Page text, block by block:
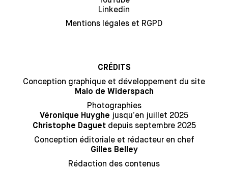
Linkedin
Mentions légales et RGPD
CRÉDITS
Conception graphique et développement du site
Malo de Widerspach
Photographies
Véronique Huyghe jusqu’en juillet 2025
Christophe Daguetdepuis septembre 2025
Conception éditoriale et rédacteur en chef
Gilles Belley
Rédaction des contenus